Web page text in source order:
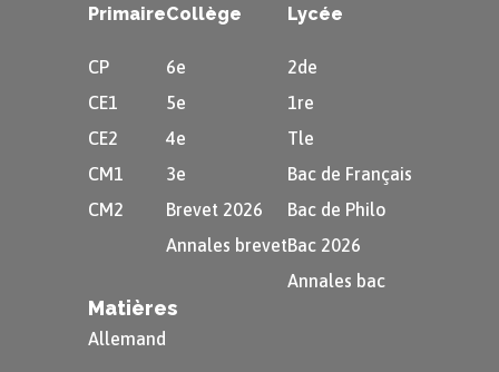
Primaire
CP
CE1
CE2
CM1
CM2
Collège
6e
5e
4e
3e
Brevet 2026
Annales brevet
Lycée
2de
1re
Tle
Bac de Français
Bac de Philo
Bac 2026
Annales bac
Matières
Allemand